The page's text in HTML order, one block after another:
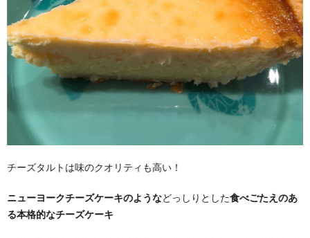
チーズタルトは味のクオリティも高い！
ニューヨークチーズケーキのようなどっしりとした食べごたえのあ
る本格的なチーズケーキ